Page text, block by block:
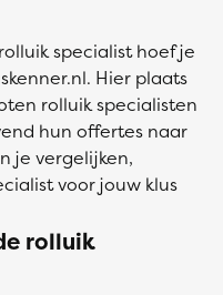
specialist hoef je
Hier plaats
rolluik specialisten
hun offertes naar
je vergelijken,
voor jouw klus
rolluik